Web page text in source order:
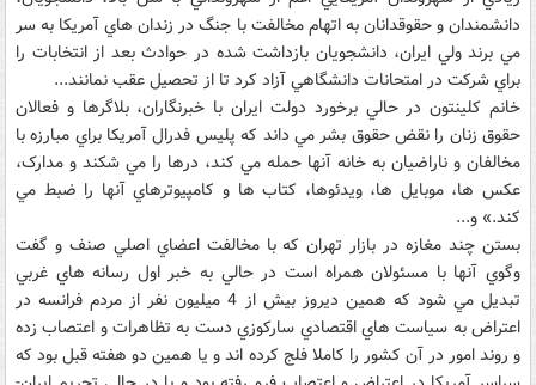
دانشمندان و حقوقدانان به اتهام مخالفت با جنگ در زندان هاي آمريکا به سر
مي برند ولي ايران، دانشجويان بازداشت شده در حوادث بعد از انتخابات را
براي شرکت در امتحانات دانشگاهي آزاد کرد تا از تحصيل عقب نمانند...
خانم کلينتون در حالي برخورد دولت ايران با خبرنگاران، بلاگرها و فعالان
حقوق زنان را نقض حقوق بشر مي داند که پليس فدرال آمريکا براي مبارزه با
مخالفان و ناراضيان به خانه آنها حمله مي کند، درها را مي شکند و مدارک،
عکس ها، موبايل ها، ويدئوها، کتاب ها و کامپيوترهاي آنها را ضبط مي
کند.» و...
بستن چند مغازه در بازار تهران که با مخالفت اعضاي اصلي صنف و گفت
وگوي آنها با مسئولان همراه است در حالي به خبر اول رسانه هاي غربي
تبديل مي شود که همين ديروز بيش از 4 ميليون نفر از مردم فرانسه در
اعتراض به سياست هاي اقتصادي سارکوزي دست به تظاهرات و اعتصاب زده
و روند امور در آن کشور را کاملا فلج کرده اند و يا همين دو هفته قبل بود که